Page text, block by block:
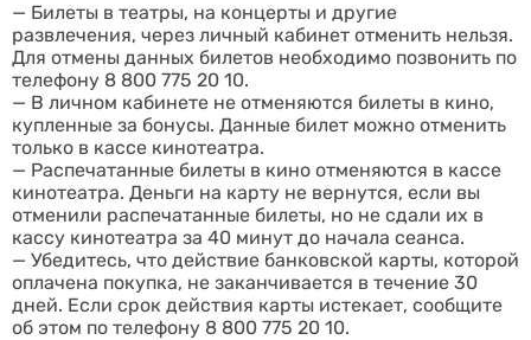
— Билеты в театры, на концерты и другие
развлечения, через личный кабинет отменить нельзя.
Для отмены данных билетов необходимо позвонить по
телефону 8 800 775 20 10.
— В личном кабинете не отменяются билеты в кино,
купленные за бонусы. Данные билет можно отменить
только в кассе кинотеатра.
— Распечатанные билеты в кино отменяются в кассе
кинотеатра. Деньги на карту не вернутся, если вы
отменили распечатанные билеты, но не сдали их в
кассу кинотеатра за 40 минут до начала сеанса.
— Убедитесь, что действие банковской карты, которой
оплачена покупка, не заканчивается в течение 30
дней. Если срок действия карты истекает, сообщите
об этом по телефону 8 800 775 20 10.